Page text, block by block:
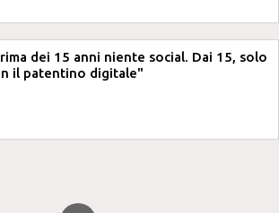
dei 15 anni niente social. Dai 15, solo
il patentino digitale"